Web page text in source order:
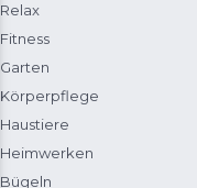
Relax
Fitness
Garten
Körperpflege
Haustiere
Heimwerken
Bügeln